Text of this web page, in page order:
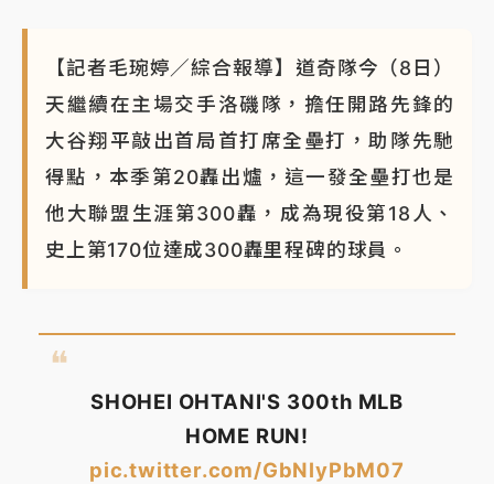
【記者毛琬婷／綜合報導】道奇隊今（8日）
天繼續在主場交手洛磯隊，擔任開路先鋒的
大谷翔平敲出首局首打席全壘打，助隊先馳
得點，本季第20轟出爐，這一發全壘打也是
他大聯盟生涯第300轟，成為現役第18人、
史上第170位達成300轟里程碑的球員。
SHOHEI OHTANI'S 300th MLB
HOME RUN!
pic.twitter.com/GbNlyPbM07